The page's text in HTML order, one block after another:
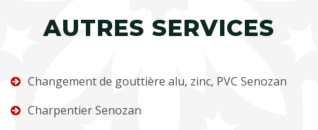
AUTRES SERVICES
Changement de gouttière alu, zinc, PVC Senozan
Charpentier Senozan